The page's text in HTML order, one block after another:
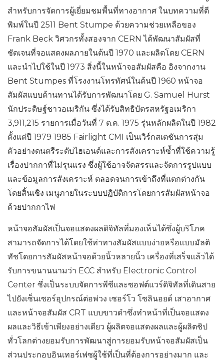
สำหรับการจัดการผู้เยี่ยมชมพื้นที่ทางอากาศ ในบทความที่ตี
พิมพ์ในปี 2511 Bent Stumpe ด้วยความช่วยเหลือของ
Frank Beck วิศวกรทั้งสองจาก CERN ได้พัฒนาสัมผัสที่
ชัดเจนที่จอแสดงผลภายในต้นปี 1970 และผลิตโดย CERN
และนำไปใช้ในปี 1973 สิ่งนี้ในหน้าจอสัมผัสคือ อิงจากงาน
Bent Stumpes ที่โรงงานโทรทัศน์ในต้นปี 1960 หน้าจอ
สัมผัสแบบต้านทานได้รับการพัฒนาโดย G. Samuel Hurst
นักประดิษฐ์ชาวอเมริกัน ซึ่งได้รับสิทธิบัตรสหรัฐอเมริกา
3,911,215 รายการเมื่อวันที่ 7 ต.ค. 1975 รุ่นหลักผลิตในปี 1982
ตั้งแต่ปี 1979 1985 Fairlight CMI เป็นเวิร์กสเตชันการสุ่ม
ตัวอย่างดนตรีระดับไฮเอนด์และการสังเคราะห์ซ้ำที่ใช้ความรู้
เรื่องปากกาที่ไม่รุนแรง ซึ่งผู้ใช้อาจจัดสรรและจัดการรูปแบบ
และข้อมูลการสังเคราะห์ ตลอดจนการเข้าถึงที่แตกต่างกัน
โดยสิ้นเชิง เมนูภายในระบบปฏิบัติการโดยการสัมผัสหน้าจอ
ด้วยปากกาไฟ
หน้าจอสัมผัสเป็นจอแสดงผลดิจิทัลที่มองเห็นได้ซึ่งผู้บริโภค
สามารถจัดการได้โดยใช้ท่าทางสัมผัสแบบง่ายหรือแบบมัลติ
ทัชโดยการสัมผัสหน้าจอด้วยนิ้วหลายนิ้ว เครื่องที่เสร็จแล้วได้
รับการขนานนามว่า ECC สำหรับ Electronic Control
Center ซึ่งเป็นระบบจัดการพีซีและซอฟต์แวร์ดิจิทัลที่เดินสาย
ไปยังเซ็นเซอร์อุปกรณ์ต่อพ่วง เซอร์โว โซลินอยด์ เสาอากาศ
และหน้าจอสัมผัส CRT แบบขาวดำซึ่งทำหน้าที่เป็นจอแสดง
ผลและวิธีเข้าเพียงอย่างเดียว ผู้ผลิตจอแสดงผลและผู้ผลิตชิป
ทั่วโลกต่างยอมรับการพัฒนาสู่การยอมรับหน้าจอสัมผัสเป็น
ส่วนประกอบอินเทอร์เฟซผู้ใช้ที่เป็นที่ต้องการอย่างมาก และ